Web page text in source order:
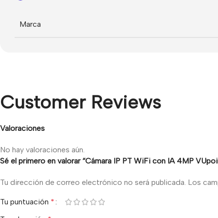
Marca
Customer Reviews
Valoraciones
No hay valoraciones aún.
Sé el primero en valorar “Cámara IP PT WiFi con IA 4MP
Tu dirección de correo electrónico no será publicada. Los
Tu puntuación *